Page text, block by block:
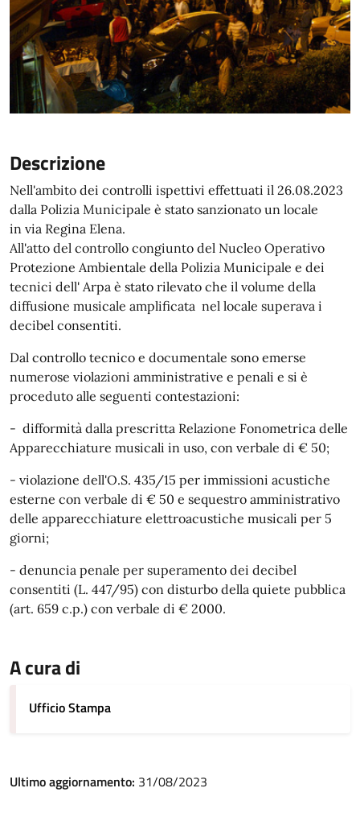
Descrizione
Nell'ambito dei controlli ispettivi effettuati il 26.08.2023
dalla Polizia Municipale è stato sanzionato un locale
in via Regina Elena.
All'atto del controllo congiunto del Nucleo Operativo
Protezione Ambientale della Polizia Municipale e dei
tecnici dell' Arpa è stato rilevato che il volume della
diffusione musicale amplificata nel locale superava i
decibel consentiti.
Dal controllo tecnico e documentale sono emerse
numerose violazioni amministrative e penali e si è
proceduto alle seguenti contestazioni:
- difformità dalla prescritta Relazione Fonometrica delle
Apparecchiature musicali in uso, con verbale di € 50;
- violazione dell'O.S. 435/15 per immissioni acustiche
esterne con verbale di € 50 e sequestro amministrativo
delle apparecchiature elettroacustiche musicali per 5
giorni;
- denuncia penale per superamento dei decibel
consentiti (L. 447/95) con disturbo della quiete pubblica
(art. 659 c.p.) con verbale di € 2000.
A cura di
Ufficio Stampa
Ultimo aggiornamento: 31/08/2023